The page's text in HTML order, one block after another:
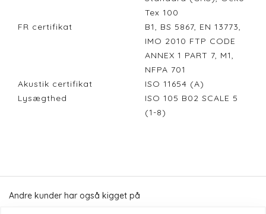
Tex 100
FR certifikat
B1, BS 5867, EN 13773,
IMO 2010 FTP CODE
ANNEX 1 PART 7, M1,
NFPA 701
Akustik certifikat
ISO 11654 (A)
Lysægthed
ISO 105 B02 SCALE 5
(1-8)
Andre kunder har også kigget på